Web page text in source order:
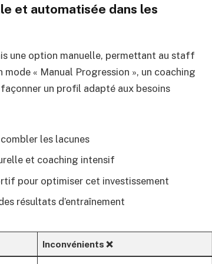
et automatisée dans les
une option manuelle, permettant au staff
mode « Manual Progression », un coaching
un profil adapté aux besoins
les lacunes
et coaching intensif
pour optimiser cet investissement
résultats d’entraînement
Inconvénients ❌